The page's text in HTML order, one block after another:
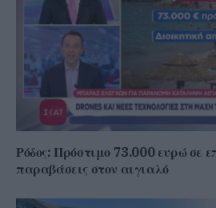
Ρόδος: Πρόστιμο 73.000 ευρώ σε
παραβάσεις στον αιγιαλό